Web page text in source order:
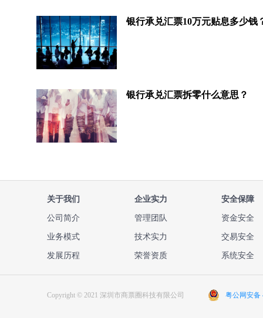
银行承兑汇票10万元贴息多少钱
银行承兑汇票拆零什么意思？
关于我们
公司简介
业务模式
发展历程
企业实力
管理团队
技术实力
荣誉资质
安全保障
资金安全
交易安全
系统安全
Copyright © 2021 深圳市商票圈科技有限公司 粤公网安备